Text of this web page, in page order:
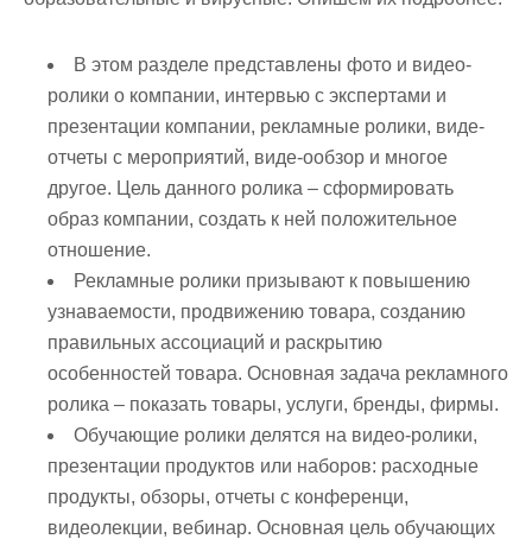
В этом разделе представлены фото и видео-
ролики о компании, интервью с экспертами и
презентации компании, рекламные ролики, виде-
отчеты с мероприятий, виде-ообзор и многое
другое. Цель данного ролика – сформировать
образ компании, создать к ней положительное
отношение.
Рекламные ролики призывают к повышению
узнаваемости, продвижению товара, созданию
правильных ассоциаций и раскрытию
особенностей товара. Основная задача рекламного
ролика – показать товары, услуги, бренды, фирмы.
Обучающие ролики делятся на видео-ролики,
презентации продуктов или наборов: расходные
продукты, обзоры, отчеты с конференци,
видеолекции, вебинар. Основная цель обучающих